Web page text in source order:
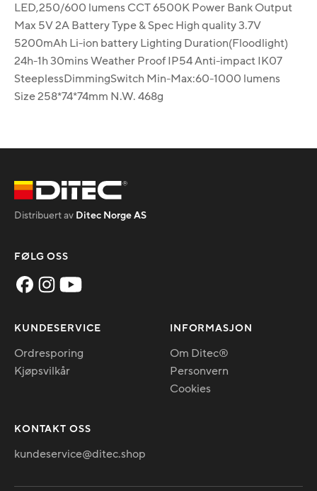
LED,250/600 lumens CCT 6500K Power Bank Output
Max 5V 2A Battery Type & Spec High quality 3.7V
5200mAh Li-ion battery Lighting Duration(Floodlight)
24h-1h 30mins Weather Proof IP54 Anti-impact IK07
SteeplessDimmingSwitch Min-Max:60-1000 lumens
Size 258*74*74mm N.W. 468g
Distribuert av Ditec Norge AS
FØLG OSS
KUNDESERVICE
Ordresporing
Kjøpsvilkår
INFORMASJON
Om Ditec®
Personvern
Cookies
KONTAKT OSS
kundeservice@ditec.shop